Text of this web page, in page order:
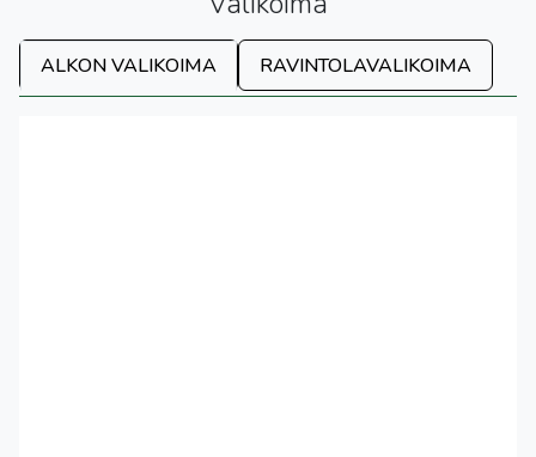
ALKON VALIKOIMA RAVINTOLAVALIKOIMA